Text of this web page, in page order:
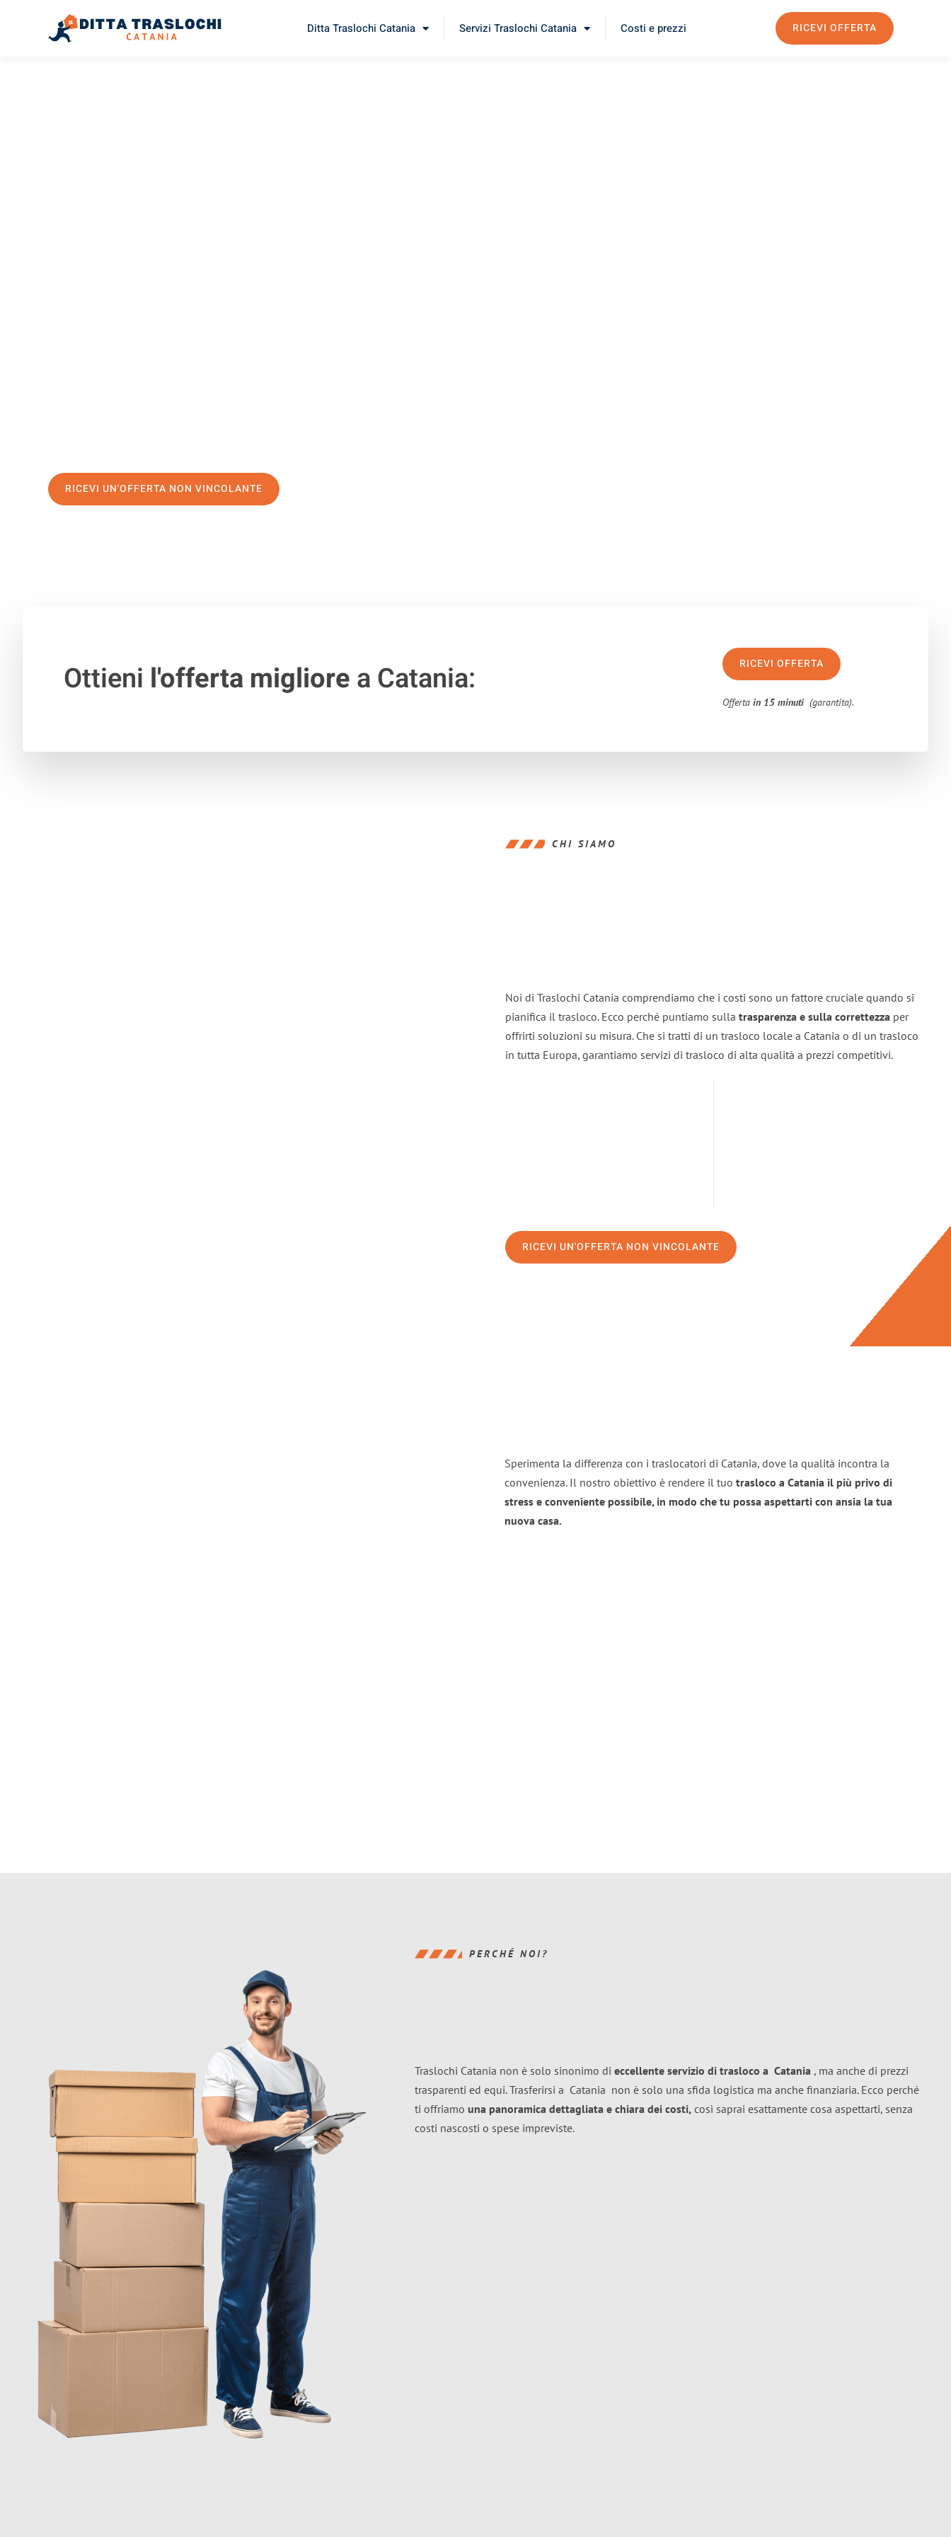
Ditta Traslochi Catania Servizi Traslochi Catania Costi e prezzi RICEVI OFFERTA
RICEVI UN'OFFERTA NON VINCOLANTE
Ottieni l'offerta migliorea Catania: RICEVI OFFERTA
Offertain 15 minuti (garantita).
CHI SIAMO
Noi di Traslochi Catania comprendiamo che i costi sono un fattore cruciale quando si
pianifica il trasloco. Ecco perché puntiamo sulla trasparenza e sulla correttezza per
offrirti soluzioni su misura. Che si tratti di un trasloco locale a Catania o di un trasloco
in tutta Europa, garantiamo servizi di trasloco di alta qualità a prezzi competitivi.
RICEVI UN'OFFERTA NON VINCOLANTE
Sperimenta la differenza con i traslocatori di Catania, dove la qualità incontra la
convenienza. Il nostro obiettivo è rendere il tuo trasloco a Catania il più privo di
stress e conveniente possibile, in modo che tu possa aspettarti con ansia la tua
nuova casa.
PERCHÉ NOI?
Traslochi Catania non è solo sinonimo di eccellente servizio di trasloco a Catania , ma anche di prezzi
trasparenti ed equi. Trasferirsi a Catania non è solo una sfida logistica ma anche finanziaria. Ecco perché
ti offriamo una panoramica dettagliata e chiara dei costi, così saprai esattamente cosa aspettarti, senza
costi nascosti o spese impreviste.